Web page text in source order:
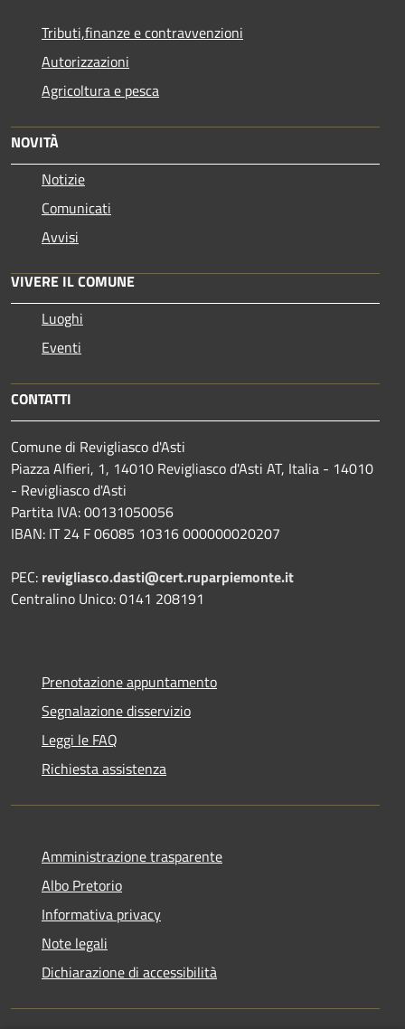
Tributi,finanze e contravvenzioni
Autorizzazioni
Agricoltura e pesca
NOVITÀ
Notizie
Comunicati
Avvisi
VIVERE IL COMUNE
Luoghi
Eventi
CONTATTI
Comune di Revigliasco d'Asti
Piazza Alfieri, 1, 14010 Revigliasco d'Asti AT, Italia - 14010
- Revigliasco d'Asti
Partita IVA: 00131050056
IBAN: IT 24 F 06085 10316 000000020207
PEC: revigliasco.dasti@cert.ruparpiemonte.it
Centralino Unico: 0141 208191
Prenotazione appuntamento
Segnalazione disservizio
Leggi le FAQ
Richiesta assistenza
Amministrazione trasparente
Albo Pretorio
Informativa privacy
Note legali
Dichiarazione di accessibilità